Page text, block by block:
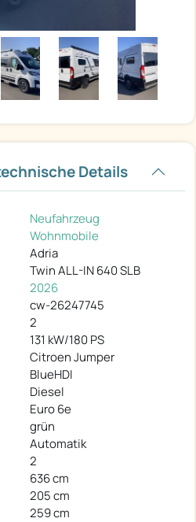
Details
Neufahrzeug
Wohnmobile
Adria
Twin ALL-IN 640 SLB
2026
cw-26247745
2
131 kW/180 PS
Citroen Jumper
BlueHDI
Diesel
Euro 6e
grün
Automatik
2
636 cm
205 cm
259 cm